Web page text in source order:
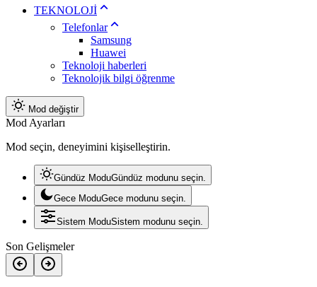
TEKNOLOJİ
Telefonlar
Samsung
Huawei
Teknoloji haberleri
Teknolojik bilgi öğrenme
Mod değiştir
Mod Ayarları
Mod seçin, deneyimini kişiselleştirin.
Gündüz ModuGündüz modunu seçin.
Gece ModuGece modunu seçin.
Sistem ModuSistem modunu seçin.
Son Gelişmeler